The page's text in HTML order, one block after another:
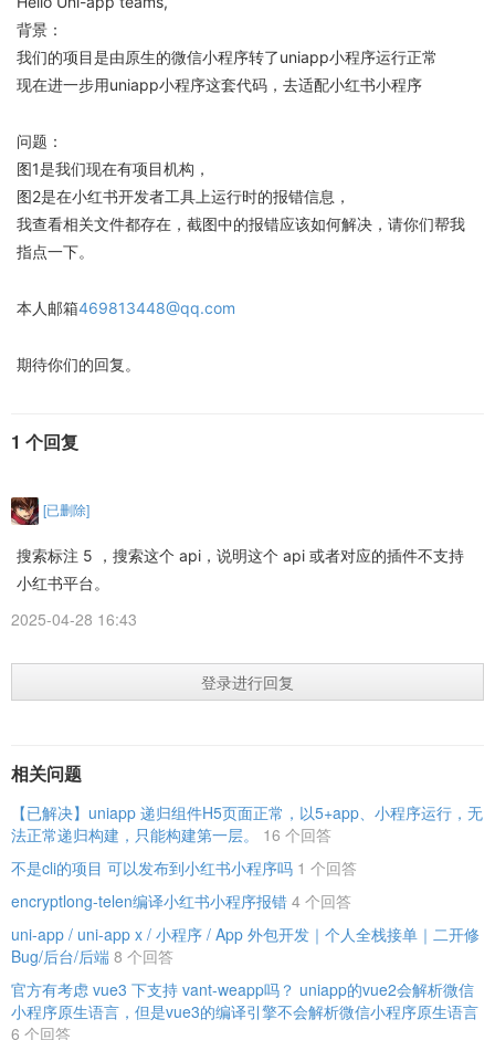
背景：
我们的项目是由原生的微信小程序转了uniapp小程序运行正常
现在进一步用uniapp小程序这套代码，去适配小红书小程序
问题：
图1是我们现在有项目机构，
图2是在小红书开发者工具上运行时的报错信息，
我查看相关文件都存在，截图中的报错应该如何解决，请你们帮我
指点一下。
本人邮箱469813448@qq.com
期待你们的回复。
1 个回复
[已删除]
搜索标注 5 ，搜索这个 api，说明这个 api 或者对应的插件不支持
小红书平台。
2025-04-28 16:43
登录进行回复
相关问题
【已解决】uniapp 递归组件H5页面正常，以5+app、小程序运行，无
法正常递归构建，只能构建第一层。
16 个回答
不是cli的项目 可以发布到小红书小程序吗 1 个回答
encryptlong-telen编译小红书小程序报错 4 个回答
uni-app / uni-app x / 小程序 / App 外包开发｜个人全栈接单｜二开修
Bug/后台/后端 8 个回答
官方有考虑 vue3 下支持 vant-weapp吗？ uniapp的vue2会解析微信
小程序原生语言，但是vue3的编译引擎不会解析微信小程序原生语言
6 个回答